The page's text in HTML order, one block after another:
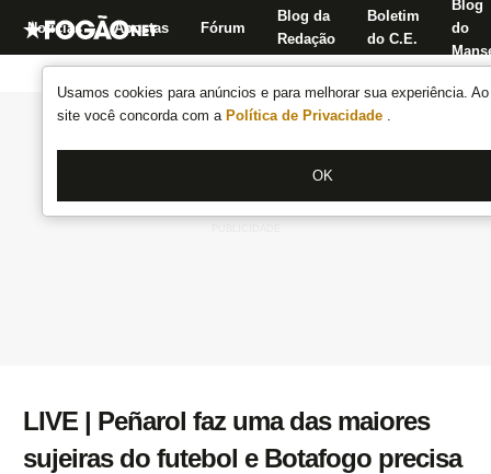
Usamos cookies para anúncios e para melhorar sua experiência.
site você concorda com a Política de Privacidade .
OK
Notícias Apostas Fórum
Blog da
Redação
Boletim
do C.E.
Blog
do
LIVE | Peñarol faz uma das maiores
sujeiras do futebol e Botafogo precisa